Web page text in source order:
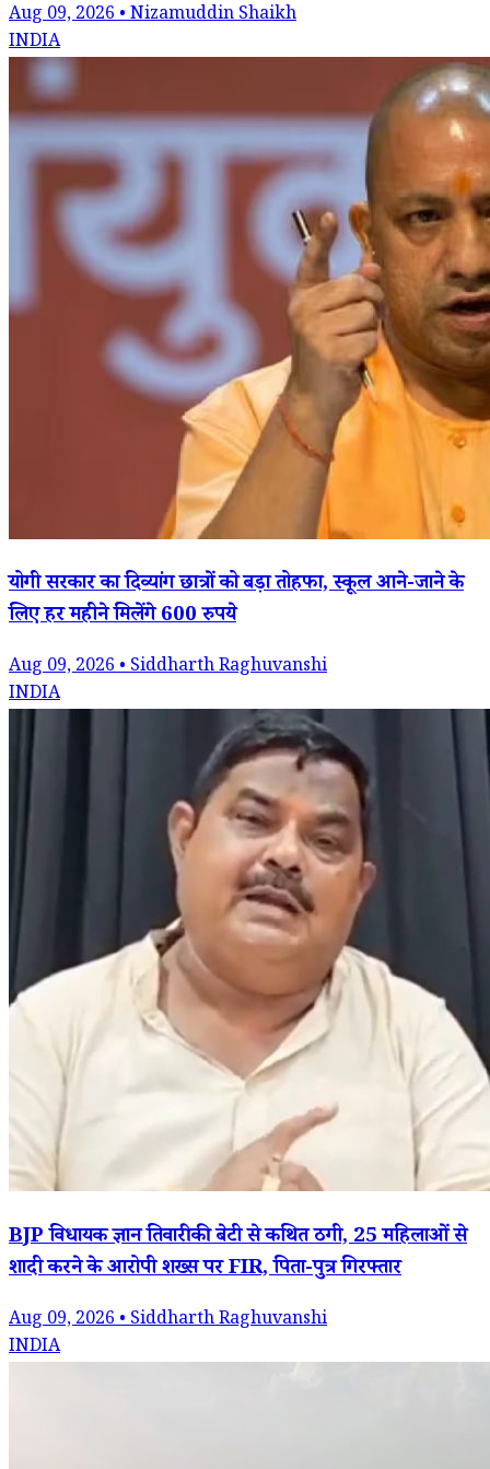
Aug 09, 2026 • Nizamuddin Shaikh
INDIA
योगी सरकार का दिव्यांग छात्रों को बड़ा तोहफा, स्कूल आने-जाने के
लिए हर महीने मिलेंगे 600 रुपये
Aug 09, 2026 • Siddharth Raghuvanshi
INDIA
BJP विधायक ज्ञान तिवारी की बेटी से कथित ठगी, 25 महिलाओं से
शादी करने के आरोपी शख्स पर FIR, पिता-पुत्र गिरफ्तार
Aug 09, 2026 • Siddharth Raghuvanshi
INDIA